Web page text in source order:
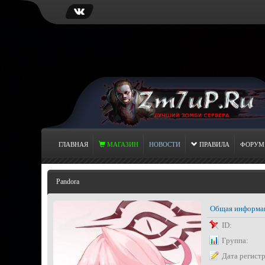
ГЛАВНАЯ МАГАЗИН НОВОСТИ ПРАВИЛА ФОРУМ
Pandora
Общая
ID:
Группа:
Дата